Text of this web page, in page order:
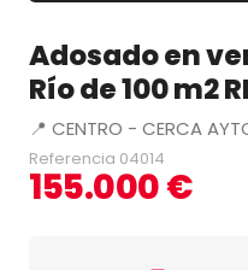
Adosado en
Río de 100 m2
📍 CENTRO - CERCA
Referencia 04014
155.000 €